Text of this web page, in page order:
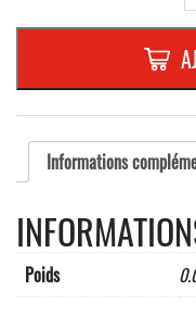
Informations
Poids